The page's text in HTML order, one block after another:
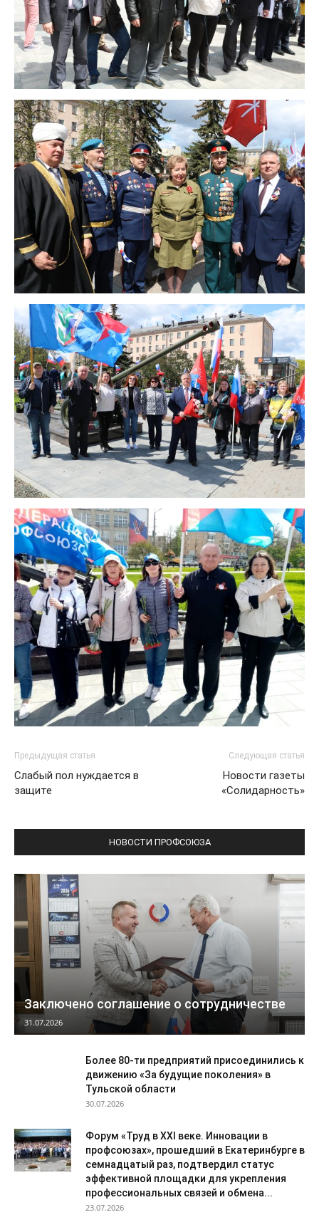
Предыдущая статья
Слабый пол нуждается в
защите
Следующая статья
Новости газеты
«Солидарность»
НОВОСТИ ПРОФСОЮЗА
Заключено соглашение о сотрудничестве
31.07.2026
Более 80-ти предприятий присоединились к
движению «За будущие поколения» в
Тульской области
30.07.2026
Форум «Труд в XXI веке. Инновации в
профсоюзах», прошедший в Екатеринбурге в
семнадцатый раз, подтвердил статус
эффективной площадки для укрепления
профессиональных связей и обмена...
23.07.2026